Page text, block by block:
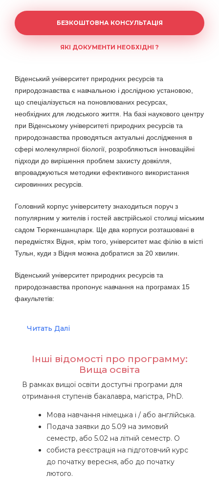
БЕЗКОШТОВНА КОНСУЛЬТАЦІЯ
ЯКІ ДОКУМЕНТИ НЕОБХІДНІ ?
Віденський університет природних ресурсів та
природознавства є навчальною і дослідною установою,
що спеціалізується на поновлюваних ресурсах,
необхідних для людського життя. На базі наукового центру
при Віденському університеті природних ресурсів та
природознавства проводяться актуальні дослідження в
сфері молекулярної біології, розробляються інноваційні
підходи до вирішення проблем захисту довкілля,
впроваджуються методики ефективного використання
сировинних ресурсів.
Головний корпус університету знаходиться поруч з
популярним у жителів і гостей австрійської столиці міським
садом Тюркеншанцпарк. Ще два корпуси розташовані в
передмістях Відня, крім того, університет має філію в місті
Тульн, куди з Відня можна добратися за 20 хвилин.
Віденський університет природних ресурсів та
природознавства пропонує навчання на програмах 15
факультетів:
Читать Далі
Інші відомості про программу:
Вища освіта
В рамках вищої освіти доступні програми для
отримання ступенів бакалавра, магістра, PhD.
Мова навчання німецька і / або англійська.
Подача заявки до 5.09 на зимовий
семестр, або 5.02 на літній семестр. О
собиста реєстрація на підготовчий курс
до початку вересня, або до початку
лютого.